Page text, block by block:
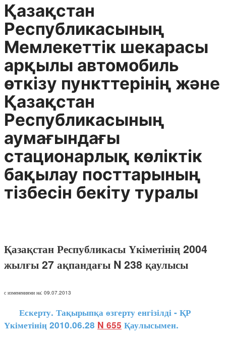
Қазақстан
Республикасының
Мемлекеттік шекарасы
арқылы автомобиль
өткiзу пункттерінің және
Қазақстан
Республикасының
аумағындағы
стационарлық көлiктiк
бақылау посттарының
тiзбесiн бекiту туралы
Қазақстан Республикасы Үкіметінің 2004
жылғы 27 ақпандағы N 238 қаулысы
с изменениями на: 09.07.2013
Ескерту. Тақырыпқа өзгерту енгізілді - ҚР
Үкіметінің 2010.06.28 N 655 Қаулысымен.